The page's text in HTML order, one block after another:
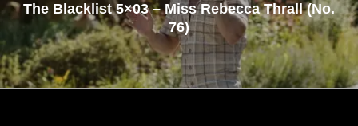
The Blacklist 5×03 – Miss Rebecca Thrall (No.
76)